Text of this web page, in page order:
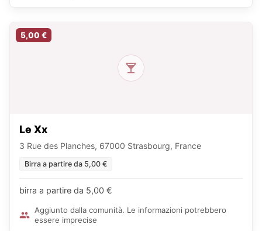
5,00 €
Le Xx
3 Rue des Planches, 67000 Strasbourg, France
Birra a partire da 5,00 €
birra a partire da 5,00 €
Aggiunto dalla comunità. Le informazioni potrebbero
essere imprecise